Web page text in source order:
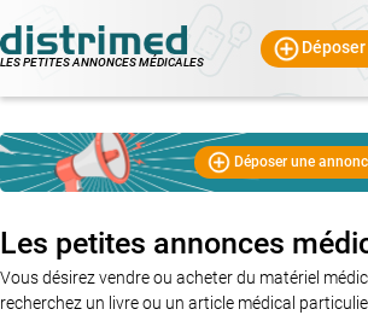
LES PETITES ANNONCES MÉDICALES
Déposer
Déposer une
Les petites annonces
Vous désirez vendre ou acheter du matériel
recherchez un livre ou un article médical